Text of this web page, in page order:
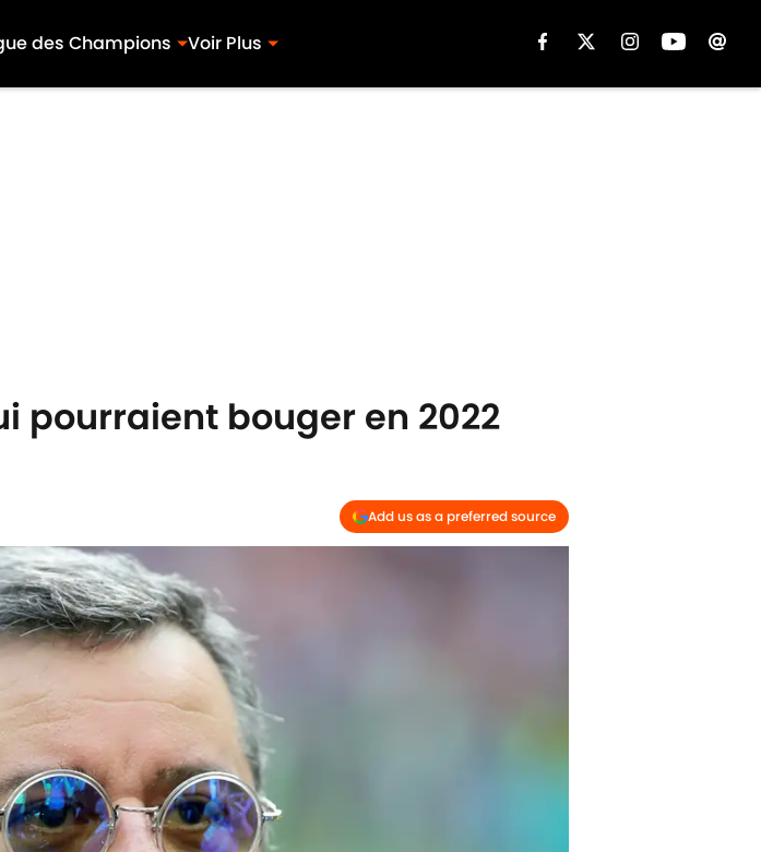
des Champions Voir Plus
pourraient bouger en 2022
Add us as a preferred source